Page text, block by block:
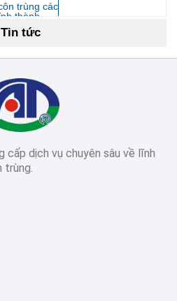
trùng các
thành
trùng các
thành
trùng các
thành
Tin tức
cấp dịch vụ chuyên sâu về lĩnh
trùng.